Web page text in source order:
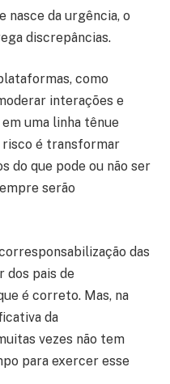
nasce da urgência, o
discrepâncias.
como
interações e
uma linha tênue
risco é transformar
do que pode ou não ser
serão
das
dos pais de
é correto. Mas, na
da
vezes não tem
para exercer esse